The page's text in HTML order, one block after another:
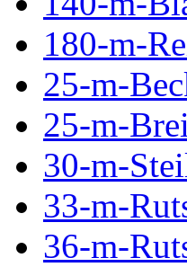
180-m-
25-m-
25-m-
30-m-
33-m-
36-m-